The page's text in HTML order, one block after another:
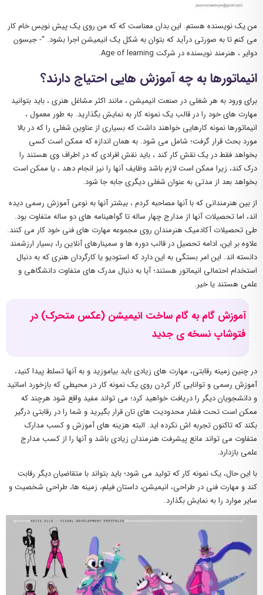
من یک نویسنده هستم. این بدان معناست که که من روی یک پیش نویس خام کار
می کنم تا به صورتی درآید که بتوان به شکل یک انیمیشن اجرا بشود. “- جیسون
دوایر ، هنرمند نویسنده در شرکت Age of learning.
انیماتورها به چه آموزش هایی احتیاج دارند؟
برای ورود به هر شغلی در صنعت انیمیشن ، مانند اکثر مشاغل هنری ، باید بتوانید
مهارت های خود را در قالب یک نمونه کار به نمایش بگذارید. به طور معمول ،
انیماتورها نمونه کارهایی خواهند داشت که بسیاری از عناوین شغلی را که در بالا
مورد بحث قرار گرفت؛ شامل می شود. به همان اندازه که ممکن است کسی
بخواهد فقط در یک نقش کار کند ، باید نقش افرادی که در اطراف وی هستند را
درک کند، زیرا ممکن است لازم باشد وظایف آنها را نیز انجام دهد ، یا ممکن است
بخواهد بعد از مدتی به عنوان شغلی دیگری جابه جا شود.
از بین هنرمندانی که با آنها مصاحبه کردم ، بیشتر آنها به نوعی آموزش رسمی دیده
اند، اما تحصیلات آنها از مدارج چهار ساله تا گواهینامه های دو ساله متفاوت بود.
طی تحصیلات آکادمیک هنرمندان روی مجموعه مهارت های فنی خود کار می کنند.
علاوه بر این، ادامه تحصیل در قالب دوره ها و سمینارهای آنلاین را، بسیار ارزشمند
دانسته اند. این امر بستگی به این دارد که استودیو یا کارگردان هنری که به دنبال
استخدام احتمالی انیماتور هستند؛ آیا به دنبال مدرک های متفاوت دانشگاهی و
علمی هستند یا خیر.
آموزش گام به گام ساخت انیمیشن (عکس متحرک) در
فتوشاپ نسخه ی جدید
در چنین زمینه رقابتی، مهارت های زیادی باید بیاموزید و به آنها تسلط پیدا کنید،
آموزش رسمی و توانایی کار کردن روی یک نمونه کار در محیطی که بازخورد اساتید
و دانشجویان دیگر را دریافت خواهید کرد؛ می تواند مفید واقع شود هرچند که
ممکن است تحت فشار محدودیت های تان قرار بگیرید و شما را در رقابتی درگیر
بکند که تاکنون تجربه اش نکرده اید. البته هزینه های آموزش و کسب مدارک
متفاوت می تواند مانع پیشرفت هنرمندان زیادی باشد و آنها را از کسب مدارج
علمی بازدارد.
با این حال، یک نمونه کار که تولید می شود؛ باید بتواند با متقاضیان دیگر رقابت
کند و مهارت فنی در طراحی، انیمیشن، داستان فیلم، زمینه ها، طراحی شخصیت و
سایر موارد را به نمایش بگذارد.